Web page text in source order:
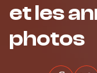
et les
photos